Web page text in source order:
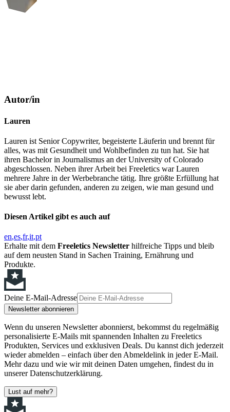
Autor/in
Lauren
Lauren ist Senior Copywriter, begeisterte Läuferin und brennt für
alles, was mit Gesundheit und Wohlbefinden zu tun hat. Sie hat
ihren Bachelor in Journalismus an der University of Colorado
abgeschlossen. Neben ihrer Arbeit bei Freeletics war Lauren
mehrere Jahre in der Werbebranche tätig. Ihre größte Erfüllung hat
sie aber darin gefunden, anderen zu zeigen, wie man gesund und
bewusst lebt.
Diesen Artikel gibt es auch auf
en es fr it pt
Erhalte mit dem Freeletics Newsletter hilfreiche Tipps und bleib
auf dem neusten Stand in Sachen Training, Ernährung und
Produkte.
Deine E-Mail-Adresse
Newsletter abonnieren
Wenn du unseren Newsletter abonnierst, bekommst du regelmäßig
personalisierte E-Mails mit spannenden Inhalten zu Freeletics
Produkten, Services und exklusiven Deals. Du kannst dich jederzeit
wieder abmelden – einfach über den Abmeldelink in jeder E-Mail.
Mehr dazu und wie wir mit deinen Daten umgehen, findest du in
unserer Datenschutzerklärung.
Lust auf mehr?